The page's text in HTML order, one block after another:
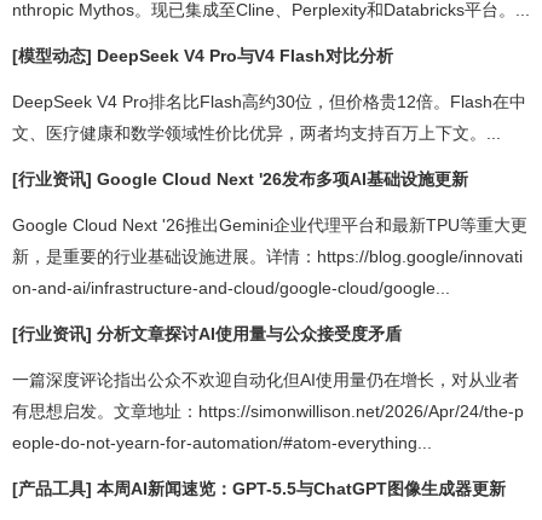
nthropic Mythos。现已集成至Cline、Perplexity和Databricks平台。...
[模型动态] DeepSeek V4 Pro与V4 Flash对比分析
DeepSeek V4 Pro排名比Flash高约30位，但价格贵12倍。Flash在中
文、医疗健康和数学领域性价比优异，两者均支持百万上下文。...
[行业资讯] Google Cloud Next '26发布多项AI基础设施更新
Google Cloud Next '26推出Gemini企业代理平台和最新TPU等重大更
新，是重要的行业基础设施进展。详情：https://blog.google/innovati
on-and-ai/infrastructure-and-cloud/google-cloud/google...
[行业资讯] 分析文章探讨AI使用量与公众接受度矛盾
一篇深度评论指出公众不欢迎自动化但AI使用量仍在增长，对从业者
有思想启发。文章地址：https://simonwillison.net/2026/Apr/24/the-p
eople-do-not-yearn-for-automation/#atom-everything...
[产品工具] 本周AI新闻速览：GPT-5.5与ChatGPT图像生成器更新